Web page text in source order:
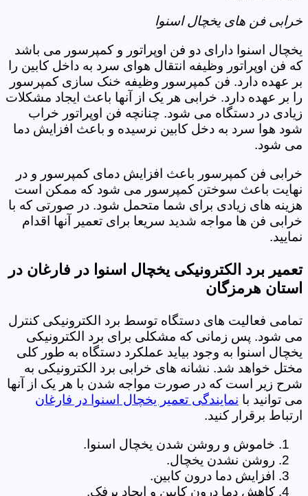
خرابی فن های یخچال اسنوا
یخچال اسنوا دارای دو فن اوپراتور و کمپرسور می باشد
که فن اوپراتور وظیفه انتقال هوای سرد به داخل کابین را
بر عهده دارد. فن کمپرسور وظیفه خنک سازی کمپرسور
را بر عهده دارد. خرابی هر یک از آنها باعث ایجاد مشکلات
زیادی در دستگاه می شود. چنانچه فن اوپراتور خراب
شود هوا سرد به دخل کابین نرسیده و باعث افزایش دما
می شود.
خرابی فن کمپرسور باعث افزایش دمای کمپرسور و در
نهایت باعث سوختن کمپرسور می شود که ممکن است
هزینه های زیادی برای شما متحمل شود. در صورتی که با
خرابی فن ها مواجه شدید سریعا برای تعمیر آنها اقدام
نمایید.
تعمیر برد الکترونیکی یخچال اسنوا در فارغان در
استان هرمزگان
تمامی فعالیت های دستگاه توسط برد الکترونیکی کنترل
می شود. پس زمانی که مشکلی برای برد الکترونیکی
یخچال اسنوا به وجود بیاید عملکرد دستگاه به طور کلی
مختل خواهد شد. نشانه های خرابی برد الکترونیکی به
شرح زیر است که در صورت مواجه شدن با هر یک از آنها
می توانید با نمایندگی تعمیر یخچال اسنوا در فارغان
ارتباط برقرار کنید.
خاموش و روشن شدن یخچال اسنوا.
روشن نشدن یخچال.
افزایش دما درون کابین.
کاهش دما درون کابین و ایجاد برفک.